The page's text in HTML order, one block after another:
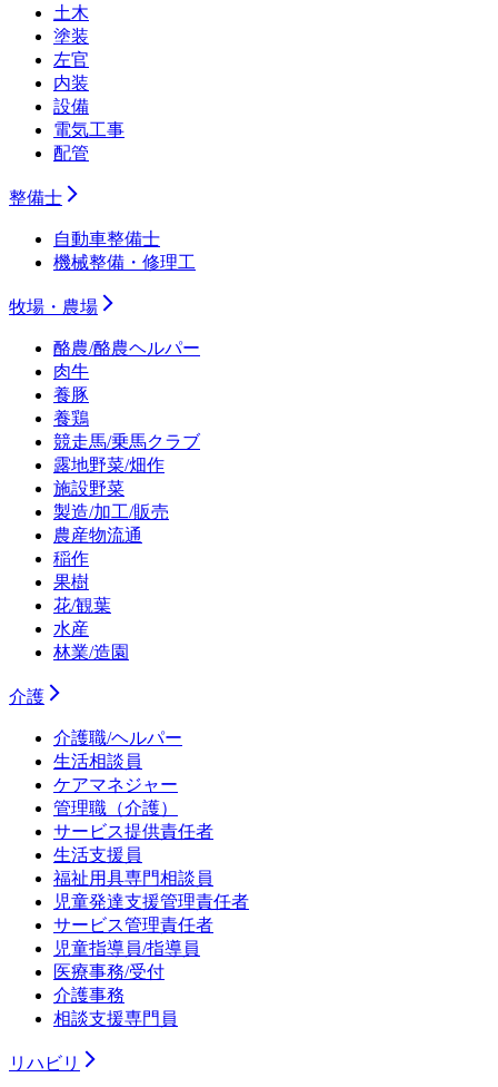
土木
塗装
左官
内装
設備
電気工事
配管
整備士
自動車整備士
機械整備・修理工
牧場・農場
酪農/酪農ヘルパー
肉牛
養豚
養鶏
競走馬/乗馬クラブ
露地野菜/畑作
施設野菜
製造/加工/販売
農産物流通
稲作
果樹
花/観葉
水産
林業/造園
介護
介護職/ヘルパー
生活相談員
ケアマネジャー
管理職（介護）
サービス提供責任者
生活支援員
福祉用具専門相談員
児童発達支援管理責任者
サービス管理責任者
児童指導員/指導員
医療事務/受付
介護事務
相談支援専門員
リハビリ